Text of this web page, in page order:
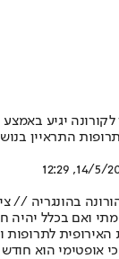
יגיע באמצע 2021
התראיין
14/5/2020,
בהונגריה //
ואם בכלל יהיה
האירופית
אופטימי הוא